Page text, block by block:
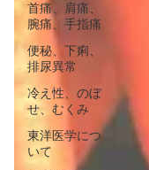
首痛、肩痛、
腕痛、手指痛
便秘、下痢、
排尿異常
冷え性、のぼ
せ、むくみ
東洋医学につ
いて